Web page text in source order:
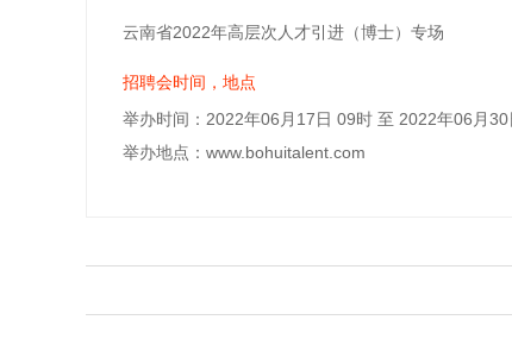
云南省2022年高层次人才引进（博士）专场
招聘会时间，地点
举办时间：2022年06月17日 09时 至 2022年06月
举办地点：www.bohuitalent.com